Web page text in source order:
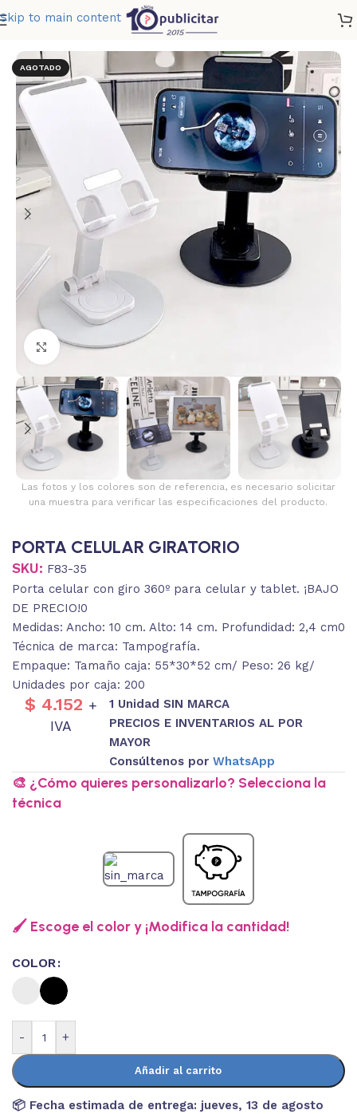
Skip to main content
PORTA CELULAR GIRATORIO
AGOTADO
Clic para ampliar
Las fotos y los colores son de referencia, es necesario solicitar
una muestra para verificar las especificaciones del producto.
PORTA CELULAR GIRATORIO
SKU: F83-35
Porta celular con giro 360º para celular y tablet. ¡BAJO
DE PRECIO!0
Medidas: Ancho: 10 cm. Alto: 14 cm. Profundidad: 2,4 cm0
Técnica de marca: Tampografía.
Empaque: Tamaño caja: 55*30*52 cm/ Peso: 26 kg/
Unidades por caja: 200
$ 4.152 +
IVA
1 Unidad SIN MARCA
PRECIOS E INVENTARIOS AL POR
MAYOR
Consúltenos porWhatsApp
🎨 ¿Cómo quieres personalizarlo? Selecciona la
técnica
🖌️ Escoge el color y ¡Modifica la cantidad!
COLOR
- +
Añadir al carrito
📦 Fecha estimada de entrega: jueves, 13 de agosto